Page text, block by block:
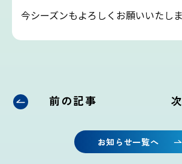
富士登山ルールとマナー
イマフジプロジェクト
サイネージプロジェクト
今シーズンもよろしくお願いいたしま
前の記事
お知らせ一覧へ